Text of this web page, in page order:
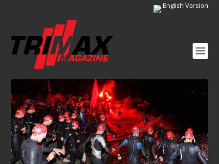
English Version